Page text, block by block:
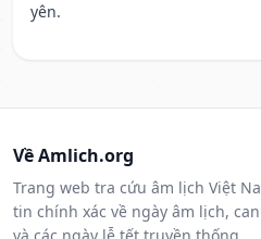
yên.
Về Amlich.org
Trang web tra cứu âm lịch Việt
tin chính xác về ngày âm lịch,